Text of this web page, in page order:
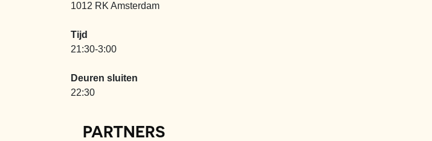
1012 RK Amsterdam
Tijd
21:30-3:00
Deuren sluiten
22:30
PARTNERS